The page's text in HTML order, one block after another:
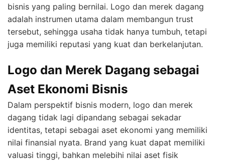
bisnis yang paling bernilai. Logo dan merek dagang
adalah instrumen utama dalam membangun trust
tersebut, sehingga usaha tidak hanya tumbuh, tetapi
juga memiliki reputasi yang kuat dan berkelanjutan.
Logo dan Merek Dagang sebagai
Aset Ekonomi Bisnis
Dalam perspektif bisnis modern, logo dan merek
dagang tidak lagi dipandang sebagai sekadar
identitas, tetapi sebagai aset ekonomi yang memiliki
nilai finansial nyata. Brand yang kuat dapat memiliki
valuasi tinggi, bahkan melebihi nilai aset fisik